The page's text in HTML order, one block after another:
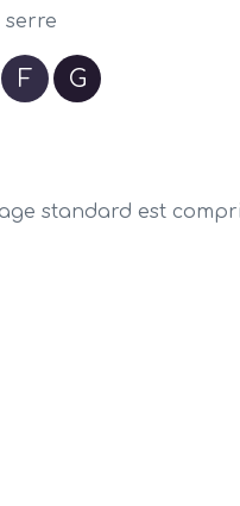
serre
F G
standard est